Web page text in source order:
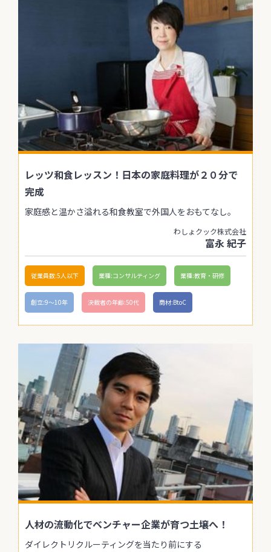
レッツ和食レッスン！日本の家庭料理が２０分で
完成
家庭感と温かさ溢れる和食教室で外国人をおもてなし。
わしょクック株式会社
富永 紀子
従業員数:5人以下 業種:コンサルティング 業種:教育・研修
創立:9〜10年 決裁者の年齢:50代 商材:BtoC
人材の流動化でベンチャー企業が育つ土壌へ！
ダイレクトリクルーティングを当たり前にする